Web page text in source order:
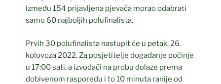
između 154 prijavljena pjevača morao odabrati
samo 60 najboljih polufinalista.
Prvih 30 polufinalista nastupit će u petak, 26.
kolovoza 2022. Za posjetitelje događanje počinje
u 17:00 sati, a izvođači na probu dolaze prema
dobivenom rasporedu i to 10 minuta ranije od